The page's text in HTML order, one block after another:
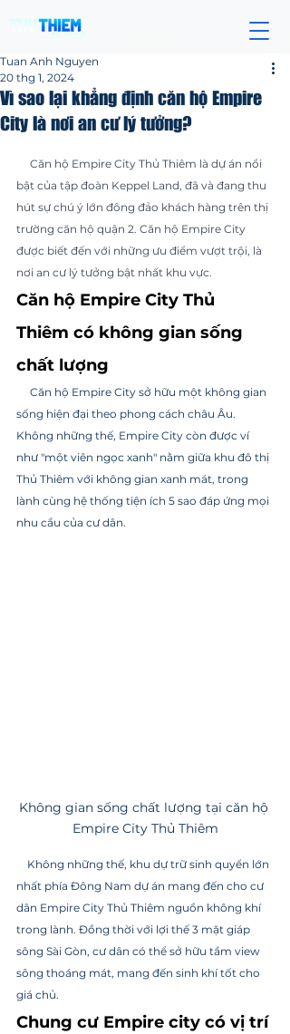
Vì sao lại khẳng định căn hộ Empire
City là nơi an cư lý tưởng?
Tuan Anh Nguyen
20 thg 1, 2024
bật của tập đoàn Keppel Land, đã và đang thu
hút sự chú ý lớn đông đảo khách hàng trên thị
trường căn hộ quận 2. Căn hộ Empire City
được biết đến với những ưu điểm vượt trội, là
nơi an cư lý tưởng bật nhất khu vực.
Căn hộ Empire City Thủ
Thiêm có không gian sống
chất lượng
sống hiện đại theo phong cách châu Âu.
Không những thế, Empire City còn được ví
như "một viên ngọc xanh" nằm giữa khu đô thị
Thủ Thiêm với không gian xanh mát, trong
lành cùng hệ thống tiện ích 5 sao đáp ứng mọi
nhu cầu của cư dân.
Không gian sống chất lượng tại căn hộ
Empire City Thủ Thiêm
nhất phía Đông Nam dự án mang đến cho cư
dân Empire City Thủ Thiêm nguồn không khí
trong lành. Đồng thời với lợi thế 3 mặt giáp
sông Sài Gòn, cư dân có thể sở hữu tầm view
sông thoáng mát, mang đến sinh khí tốt cho
giá chủ.
Chung cư Empire city có vị trí